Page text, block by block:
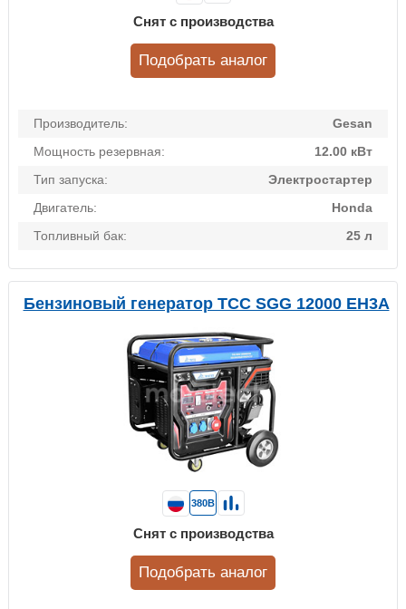
Производитель:
Gesan
Мощность резервная:
12.00 кВт
Тип запуска:
Электростартер
Двигатель:
Honda
Топливный бак:
25 л
Снят с производства
Подобрать аналог
Бензиновый генератор ТСС SGG 12000 EH3A
380В
Снят с производства
Подобрать аналог